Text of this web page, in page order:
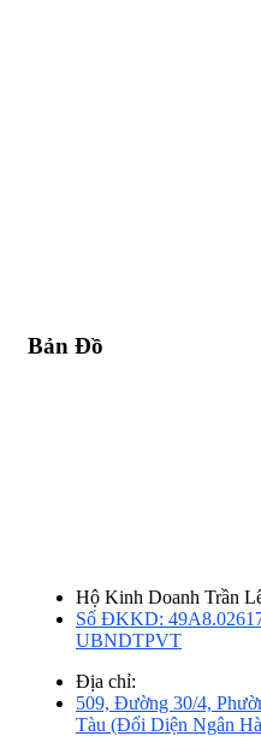
Bản Đồ
Hộ Kinh Doanh Trần
Số ĐKKD:
UBNDTPVT
Địa chỉ:
509, Đường 30/4,
Tàu (Đối Diện Ngân